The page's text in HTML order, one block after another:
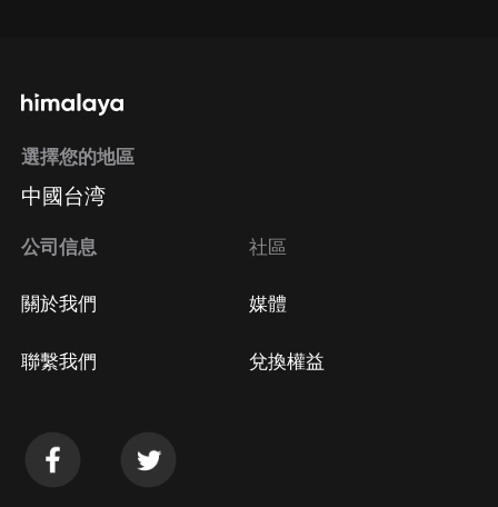
選擇您的地區
中國台湾
公司信息
關於我們
聯繫我們
社區
媒體
兌換權益